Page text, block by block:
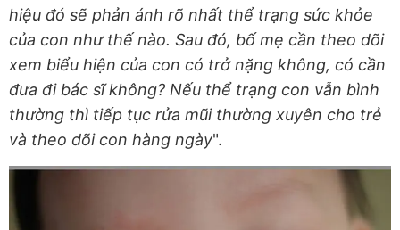
hiệu đó sẽ phản ánh rõ nhất thể trạng sức khỏe
của con như thế nào. Sau đó, bố mẹ cần theo dõi
xem biểu hiện của con có trở nặng không, có cần
đưa đi bác sĩ không? Nếu thể trạng con vẫn bình
thường thì tiếp tục rửa mũi thường xuyên cho trẻ
và theo dõi con hàng ngày".